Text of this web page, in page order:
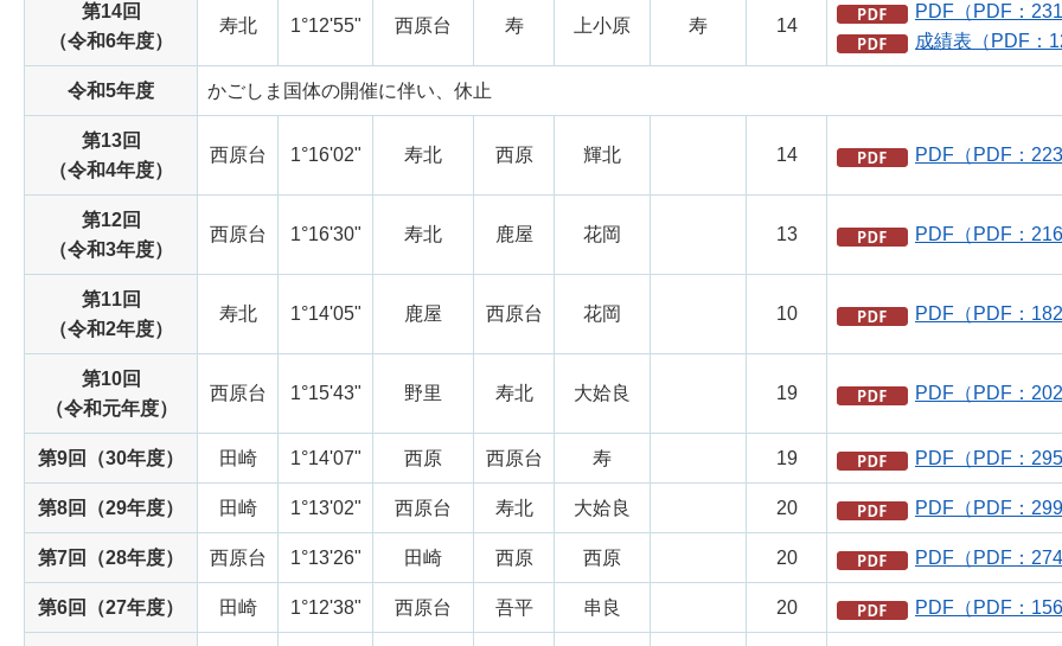
第14回
（令和6年度）
寿北 1°12'55" 西原台 寿 上小原 寿 14
PDF（PDF：
成績表（PDF：
令和5年度 かごしま国体の開催に伴い、休止
第13回
（令和4年度）
西原台 1°16'02" 寿北 西原 輝北 14 PDF（PDF：
第12回
（令和3年度）
西原台 1°16'30" 寿北 鹿屋 花岡 13 PDF（PDF：
第11回
（令和2年度）
寿北 1°14'05" 鹿屋 西原台 花岡 10 PDF（PDF：
第10回
（令和元年度）
西原台 1°15'43" 野里 寿北 大姶良 19 PDF（PDF：
第9回（30年度） 田崎 1°14'07" 西原 西原台 寿 19 PDF（PDF：
第8回（29年度） 田崎 1°13'02" 西原台 寿北 大姶良 20 PDF（PDF：
第7回（28年度） 西原台 1°13'26" 田崎 西原 西原 20 PDF（PDF：
第6回（27年度） 田崎 1°12'38" 西原台 吾平 串良 20 PDF（PDF：